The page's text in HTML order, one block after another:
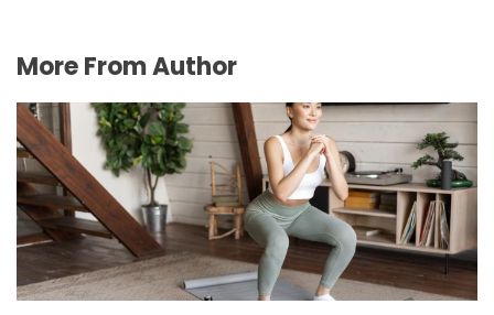
More From Author